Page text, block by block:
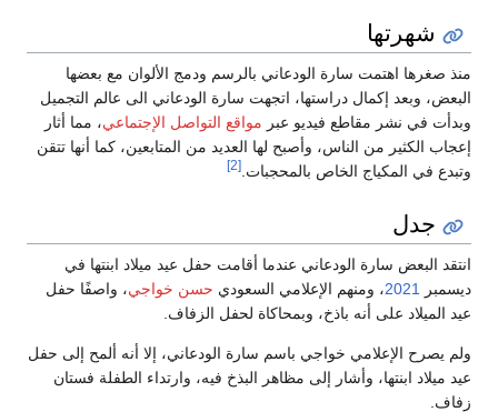
شهرتها
منذ صغرها اهتمت سارة الودعاني بالرسم ودمج الألوان مع بعضها
البعض، وبعد إكمال دراستها، اتجهت سارة الودعاني الى عالم التجميل
وبدأت في نشر مقاطع فيديو عبر مواقع التواصل الإجتماعي، مما أثار
إعجاب الكثير من الناس، وأصبح لها العديد من المتابعين، كما أنها تتقن
وتبدع في المكياج الخاص بالمحجبات. [2]
جدل
انتقد البعض سارة الودعاني عندما أقامت حفل عيد ميلاد ابنتها في
ديسمبر
2021، ومنهم الإعلامي السعودي حسن خواجي، واصفًا حفل
عيد الميلاد على أنه باذخ، وبمحاكاة لحفل الزفاف.
ولم يصرح الإعلامي خواجي باسم سارة الودعاني، إلا أنه ألمح إلى حفل
عيد ميلاد ابنتها، وأشار إلى مظاهر البذخ فيه، وارتداء الطفلة فستان
زفاف.